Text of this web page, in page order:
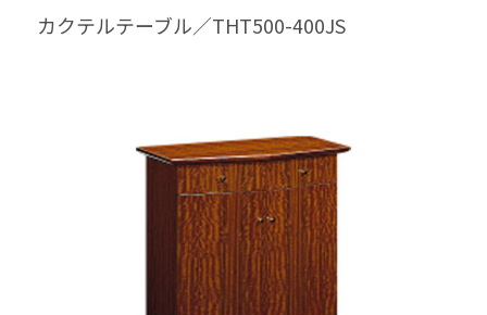
カクテルテーブル／THT500-400JS